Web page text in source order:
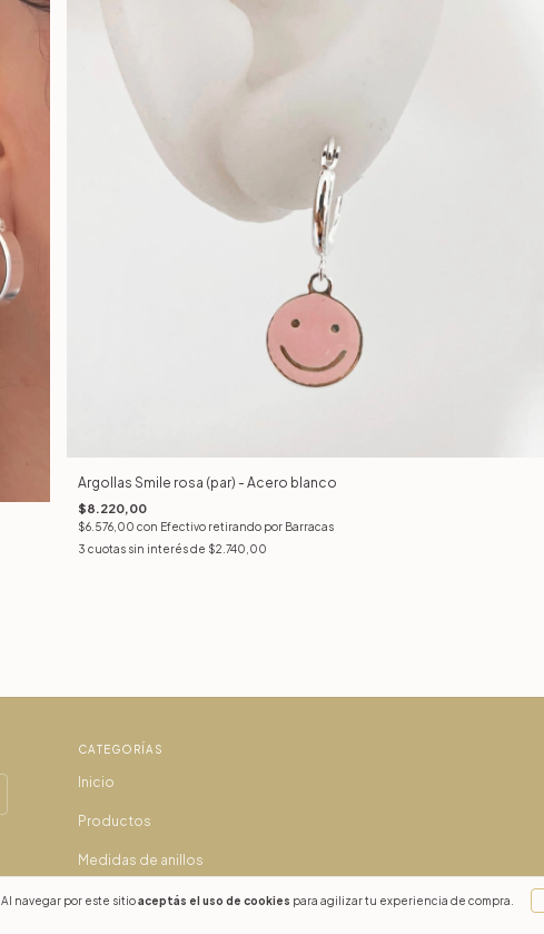
Al navegar por este sitioaceptás el uso de cookies para agilizar tu experiencia de compra.
Argollas Smile rosa (par) - Acero blanco
$8.220,00
$6.576,00 con Efectivo retirando por Barracas
3 cuotas sin interés de $2.740,00
CATEGORÍAS
Inicio
Productos
Medidas de anillos
Envíos